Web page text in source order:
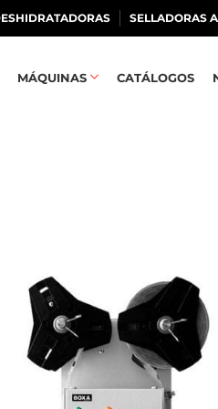
SELLADORAS
MÁQUINAS CATÁLOGOS